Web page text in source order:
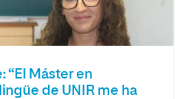
“El Máster en
de UNIR me ha